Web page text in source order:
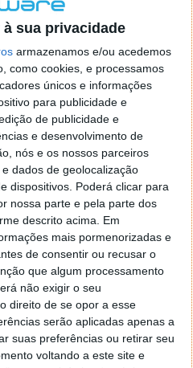
sua privacidade
armazenamos e/ou acedemos
como cookies, e processamos
únicos e informações
para publicidade e
de publicidade e
e desenvolvimento de
nós e os nossos parceiros
dados de geolocalização
dispositivos. Poderá clicar para
nossa parte e pela parte dos
descrito acima. Em
mais pormenorizadas e
de consentir ou recusar o
que algum processamento
não exigir o seu
direito de se opor a esse
serão aplicadas apenas a
suas preferências ou retirar seu
voltando a este site e
atualmente, prende-se
vários anos até
envolve a condução de
artérias do paciente e é
fica danificado. Os
este tipo de intervenção
em hospitais maiores
habitem em locais mais
tempo a ser
implica o transporte do
de tempo crítica que fica
após um AVC possa
a sua função cerebral.